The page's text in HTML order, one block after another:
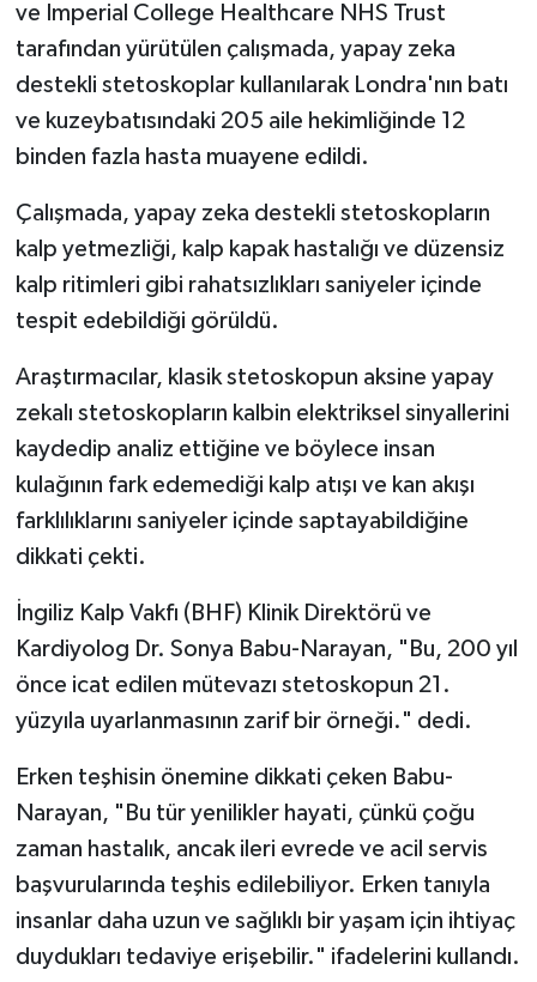
ve Imperial College Healthcare NHS Trust
tarafından yürütülen çalışmada, yapay zeka
destekli stetoskoplar kullanılarak Londra'nın batı
ve kuzeybatısındaki 205 aile hekimliğinde 12
binden fazla hasta muayene edildi.
Çalışmada, yapay zeka destekli stetoskopların
kalp yetmezliği, kalp kapak hastalığı ve düzensiz
kalp ritimleri gibi rahatsızlıkları saniyeler içinde
tespit edebildiği görüldü.
Araştırmacılar, klasik stetoskopun aksine yapay
zekalı stetoskopların kalbin elektriksel sinyallerini
kaydedip analiz ettiğine ve böylece insan
kulağının fark edemediği kalp atışı ve kan akışı
farklılıklarını saniyeler içinde saptayabildiğine
dikkati çekti.
İngiliz Kalp Vakfı (BHF) Klinik Direktörü ve
Kardiyolog Dr. Sonya Babu-Narayan, "Bu, 200 yıl
önce icat edilen mütevazı stetoskopun 21.
yüzyıla uyarlanmasının zarif bir örneği." dedi.
Erken teşhisin önemine dikkati çeken Babu-
Narayan, "Bu tür yenilikler hayati, çünkü çoğu
zaman hastalık, ancak ileri evrede ve acil servis
başvurularında teşhis edilebiliyor. Erken tanıyla
insanlar daha uzun ve sağlıklı bir yaşam için ihtiyaç
duydukları tedaviye erişebilir." ifadelerini kullandı.